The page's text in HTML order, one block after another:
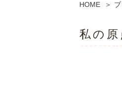
HOME
私の原